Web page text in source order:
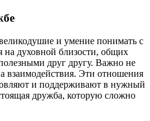
и умение понимать с
на духовной близости, общих
друг другу. Важно не
взаимодействия. Эти отношения
и поддерживают в нужный
дружба, которую сложно